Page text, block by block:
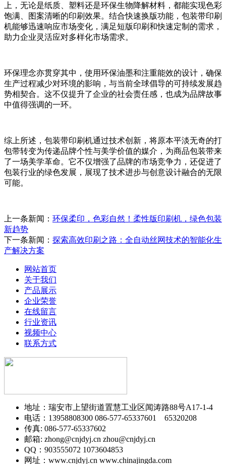
上，无论是纸质、塑料还是环保生物降解材料，都能实现色彩
饱满、图案清晰的印刷效果。结合快速换版功能，包装带印刷
机能够迅速响应市场变化，满足短版印刷和快速定制的需求，
助力企业灵活应对多样化市场需求。
环保理念亦贯穿其中，使用环保油墨和注重能效的设计，确保
生产过程减少对环境的影响，与当前全球倡导的可持续发展趋
势相契合。这不仅提升了企业的社会责任感，也成为品牌故事
中值得强调的一环。
综上所述，包装带印刷机通过技术创新，将原本平淡无奇的打
包带转变为传递品牌个性与美学价值的媒介，为商品包装带来
了一场美学革命。它不仅增强了品牌的市场竞争力，还促进了
包装行业的绿色发展，展现了技术进步与创意设计融合的无限
可能。
上一条新闻： 环保柔印，色彩自然！柔性版印刷机，绿色包装
新趋势
下一条新闻： 探索高效印刷之路：全自动丝网技术的智能化生
产解决方案
网站首页
关于我们
产品展示
企业荣誉
在线留言
行业资讯
视频中心
联系方式
地址：瑞安市上望街道置慧工业区闻涛路88号A17-1-4
电话：13958808300 086-577-65337601 65320208
传真: 086-577-65337602
邮箱: zhong@cnjdyj.cn zhou@cnjdyj.cn
QQ：903555072 1073604853
网址：www.cnjdyj.cn www.chinajingda.com